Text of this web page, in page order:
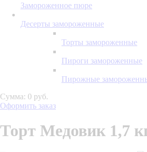
Замороженное пюре
Десерты замороженные
Торты замороженные
Пироги замороженные
Пирожные
Сумма: 0 руб.
Оформить заказ
Торт Медовик 1,7